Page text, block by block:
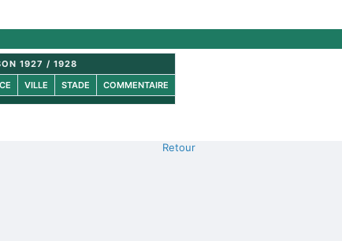
1927 / 1928
VILLE STADE COMMENTAIRE
Retour